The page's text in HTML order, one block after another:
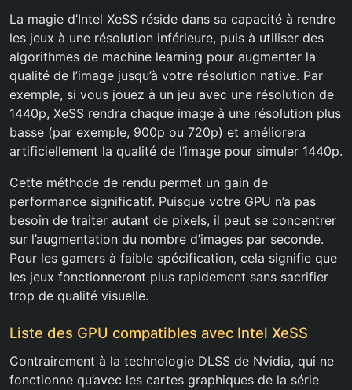
La magie d’Intel XeSS réside dans sa capacité à rendre
les jeux à une résolution inférieure, puis à utiliser des
algorithmes de machine learning pour augmenter la
qualité de l’image jusqu’à votre résolution native. Par
exemple, si vous jouez à un jeu avec une résolution de
1440p, XeSS rendra chaque image à une résolution plus
basse (par exemple, 900p ou 720p) et améliorera
artificiellement la qualité de l’image pour simuler 1440p.
Cette méthode de rendu permet un gain de
performance significatif. Puisque votre GPU n’a pas
besoin de traiter autant de pixels, il peut se concentrer
sur l’augmentation du nombre d’images par seconde.
Pour les gamers à faible spécification, cela signifie que
les jeux fonctionneront plus rapidement sans sacrifier
trop de qualité visuelle.
Liste des GPU compatibles avec Intel XeSS
Contrairement à la technologie DLSS de Nvidia, qui ne
fonctionne qu’avec les cartes graphiques de la série